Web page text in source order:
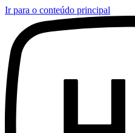
Ir para o conteúdo principal